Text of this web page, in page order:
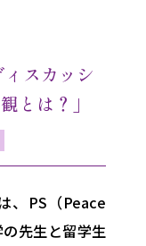
スカッシ
とは？」
、PS（Peace
先生と留学生